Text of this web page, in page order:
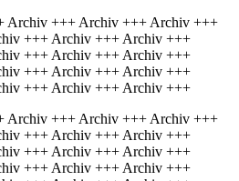
Archiv +++ Archiv +++ Archiv +++
+++ Archiv +++ Archiv +++
+++ Archiv +++ Archiv +++
+++ Archiv +++ Archiv +++
+++ Archiv +++ Archiv +++
Archiv +++ Archiv +++ Archiv +++
+++ Archiv +++ Archiv +++
+++ Archiv +++ Archiv +++
+++ Archiv +++ Archiv +++